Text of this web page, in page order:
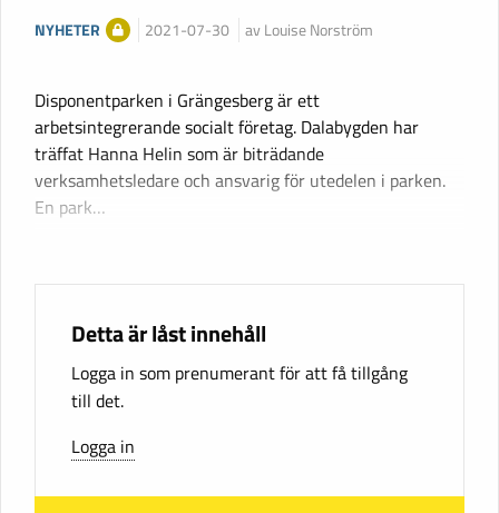
NYHETER 2021-07-30 av Louise Norström
Disponentparken i Grängesberg är ett
arbetsintegrerande socialt företag. Dalabygden har
träffat Hanna Helin som är biträdande
verksamhetsledare och ansvarig för utedelen i parken.
En park…
Detta är låst innehåll
Logga in som prenumerant för att få tillgång
till det.
Logga in